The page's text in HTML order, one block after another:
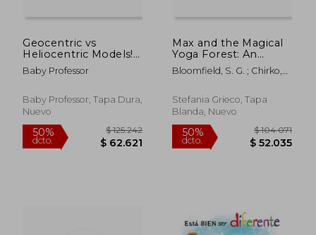
Geocentric vs
Heliocentric Models!
Theories of Galileo,
Copernicus and
Grade 6-8 Earth
Science (en Inglés)
Baby Professor
Baby Professor, Tapa Dura,
Nuevo
Max and the Magical
Yoga Forest: An
Enchanting Yoga
Adventure with
Ages 4-8 (62 pages) -
Journey into
Me (en Inglés)
Bloomfield, S. G. ; Chirko,
Stefania Grieco, Tapa
Blanda, Nuevo